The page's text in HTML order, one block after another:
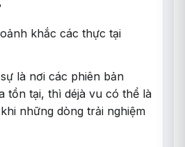
khắc các thực tại
là nơi các phiên bản
tồn tại, thì déjà vu có thể là
những dòng trải nghiệm